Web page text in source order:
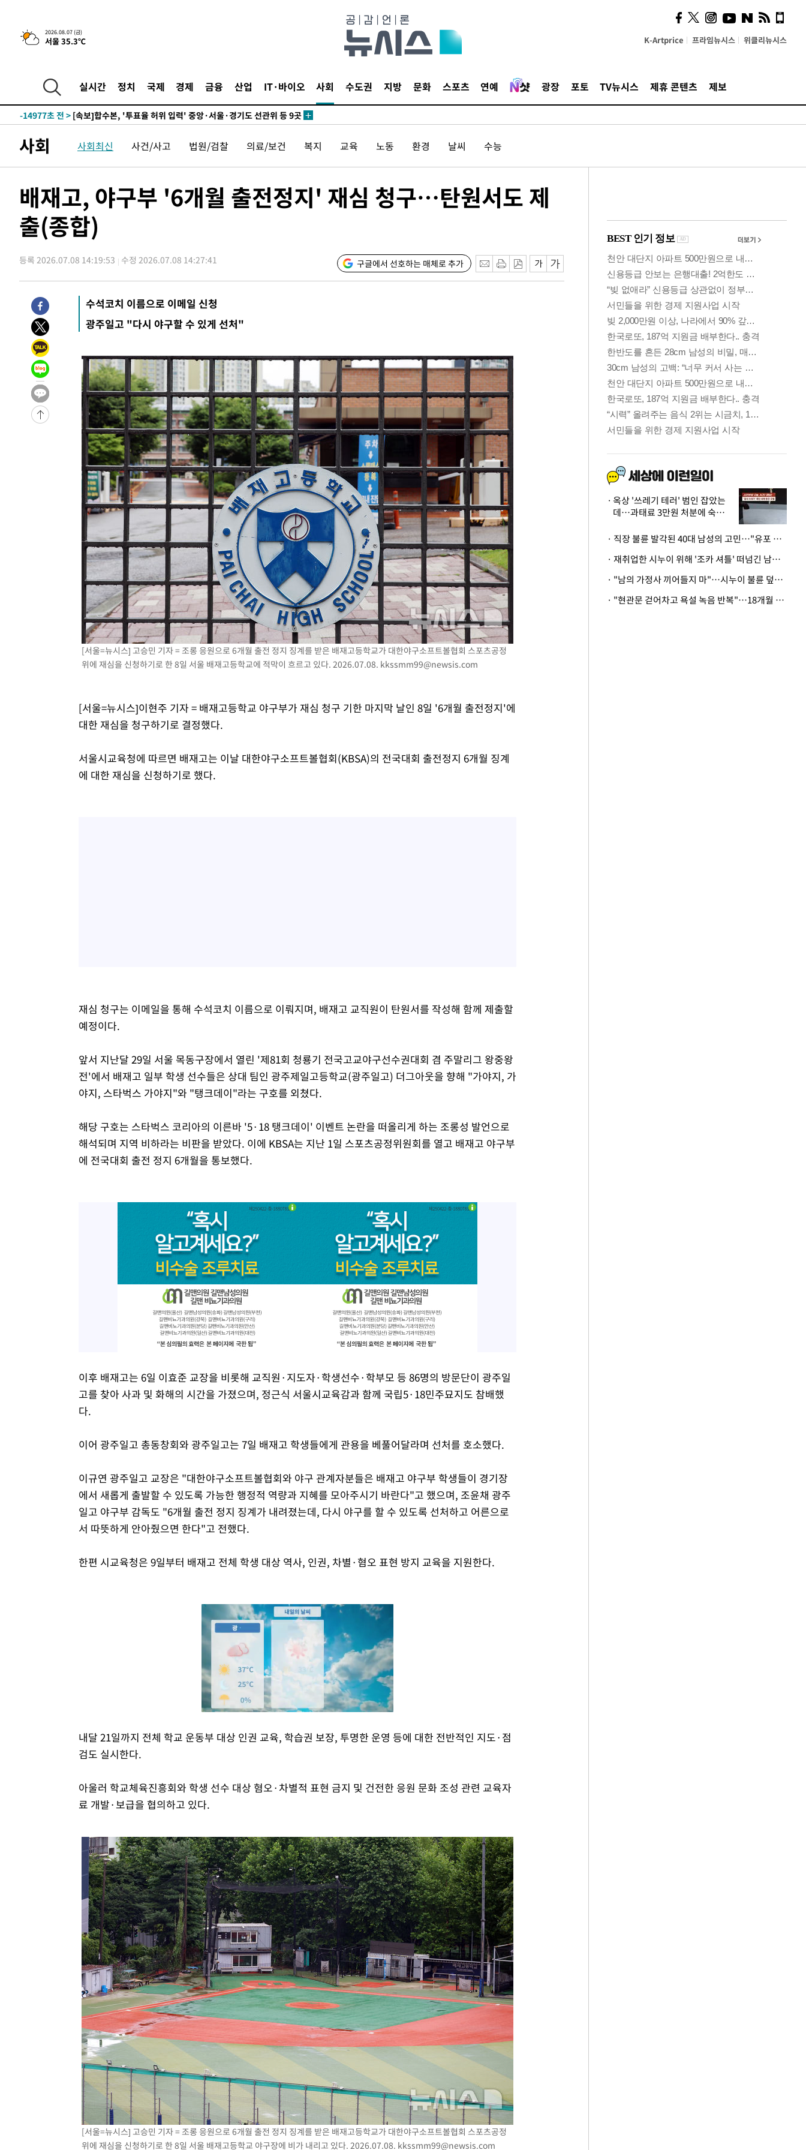
2026.08.07 (금)
서울 35.3℃ K-Artprice 프라임뉴시스 위클리뉴시스
실시간 정치 국제 경제 금융 산업 IT·바이오 사회 수도권 지방 문화 스포츠 연예 광장 포토 TV뉴시스 제휴 콘텐츠 제보
-21539초 전 >[속보]종합특검, '관저이전 봐주기 감사' 유병호 구속기소
-18139초 전 >민주 콩고 에볼라환자 4천명 돌파, 4053명 발생 1850명 사망
-16583초 전 >
"미 전국적 살모네라 식중독 원인은 멕시코산 할라피뇨"-- CDC
-15096초 전 >
-14977초 전 > [속보]합수본, '투표율 허위 입력' 중앙·서울·경기도 선관위 등 9곳
-14528초 전 >
[속보]삼성전자·SK하이닉스 동반 강보합…1%대 상승 출발
-14514초 전 >[속보]코스닥, 5.95포인트(0.74%) 상승한 807.62개장
-11647초 전 >시리아 다마스쿠스 교외에서 미니버스 폭발.. 14명 부상, 3명은 중
-10945초 전 >입추에도 극한더위…서울 낮 39도 '폭염중대경보'
-5909초 전 >이란, 호르무즈서 "적국 목표물들"과 대치로 남부 케슘섬에서 두차
효
-2775초 전 > [속보]트럼프, 美 원정출산 금지 행정명령 서명
-475초 전 >[속보] 뉴욕증시, 일제 하락 마감…나스닥 0.06%↓
-29208초 전 >
[속보]국힘 윤리위, '돌려차기 발언' 진종오·서범수 징계 절차 개시
-24533초 전 >
[속보] 7월 중국 수출 23.9%↑ 수입 27.5%↑…무역총액
25.3%↑
-21693초 전 >
[속보]'채상병 순직 책임' 임성근, 항소심도 징역 3년
-21559초 전 >
-18159초 전 >
민주 콩고 에볼라환자 4천명 돌파, 4053명 발생 1850명 사망
-17409초 전 >
[속보]'300억원대 사기 혐의' 차가원 대표 구속 송치
-16603초 전 >
"미 전국적 살모네라 식중독 원인은 멕시코산 할라피뇨"-- CDC
-15116초 전 >
[속보]경찰·노동부, HL만도 평택사업장 끼임 사망 관련 압수수색
[속보]합수본, '투표율 허위 입력' 중앙·서울·경기도 선관위 등 9곳
[속보]원·달러 환율, 오전 9시 1423.8원
[속보]삼성전자·SK하이닉스 동반 강보합…1%대 상승 출발
[속보]코스닥, 5.95포인트(0.74%) 상승한 807.62개장
[속보]코스피, 6300선 재탈환…1.09% 오른 6365.07 개장
시리아 다마스쿠스 교외에서 미니버스 폭발.. 14명 부상, 3명은 중
입추에도 극한더위…서울 낮 39도 '폭염중대경보'
이란, 호르무즈서 "적국 목표물들"과 대치로 남부 케슘섬에서 두차
[속보]美, 폴리실리콘 수입 규제…파생제품 15% 관세, 120일 후 발
[속보]트럼프, 美 원정출산 금지 행정명령 서명
[속보] 뉴욕증시, 일제 하락 마감…나스닥 0.06%↓
사회 사회최신 사건/사고 법원/검찰 의료/보건 복지 교육 노동 환경 날씨 수능
배재고, 야구부 '6개월 출전정지' 재심 청구…탄원서도 제
출(종합)
등록 2026.07.08 14:19:53 수정 2026.07.08 14:27:41 구글에서 선호하는 매체로 추가
수석코치 이름으로 이메일 신청
광주일고 "다시 야구할 수 있게 선처"
[서울=뉴시스] 고승민 기자 = 조롱 응원으로 6개월 출전 정지 징계를 받은 배재고등학교가 대한야구소프트볼협회 스포츠공정
위에 재심을 신청하기로 한 8일 서울 배재고등학교에 적막이 흐르고 있다. 2026.07.08. kkssmm99@newsis.com
[서울=뉴시스]이현주 기자 = 배재고등학교 야구부가 재심 청구 기한 마지막 날인 8일 '6개월 출전정지'에
대한 재심을 청구하기로 결정했다.
서울시교육청에 따르면 배재고는 이날 대한야구소프트볼협회(KBSA)의 전국대회 출전정지 6개월 징계
에 대한 재심을 신청하기로 했다.
재심 청구는 이메일을 통해 수석코치 이름으로 이뤄지며, 배재고 교직원이 탄원서를 작성해 함께 제출할
예정이다.
앞서 지난달 29일 서울 목동구장에서 열린 '제81회 청룡기 전국고교야구선수권대회 겸 주말리그 왕중왕
전'에서 배재고 일부 학생 선수들은 상대 팀인 광주제일고등학교(광주일고) 더그아웃을 향해 "가야지, 가
야지, 스타벅스 가야지"와 "탱크데이"라는 구호를 외쳤다.
해당 구호는 스타벅스 코리아의 이른바 '5·18 탱크데이' 이벤트 논란을 떠올리게 하는 조롱성 발언으로
해석되며 지역 비하라는 비판을 받았다. 이에 KBSA는 지난 1일 스포츠공정위원회를 열고 배재고 야구부
에 전국대회 출전 정지 6개월을 통보했다.
이후 배재고는 6일 이효준 교장을 비롯해 교직원·지도자·학생선수·학부모 등 86명의 방문단이 광주일
고를 찾아 사과 및 화해의 시간을 가졌으며, 정근식 서울시교육감과 함께 국립5·18민주묘지도 참배했
다.
이어 광주일고 총동창회와 광주일고는 7일 배재고 학생들에게 관용을 베풀어달라며 선처를 호소했다.
이규연 광주일고 교장은 "대한야구소프트볼협회와 야구 관계자분들은 배재고 야구부 학생들이 경기장
에서 새롭게 출발할 수 있도록 가능한 행정적 역량과 지혜를 모아주시기 바란다"고 했으며, 조윤채 광주
일고 야구부 감독도 "6개월 출전 정지 징계가 내려졌는데, 다시 야구를 할 수 있도록 선처하고 어른으로
서 따뜻하게 안아줬으면 한다"고 전했다.
한편 시교육청은 9일부터 배재고 전체 학생 대상 역사, 인권, 차별·혐오 표현 방지 교육을 지원한다.
내달 21일까지 전체 학교 운동부 대상 인권 교육, 학습권 보장, 투명한 운영 등에 대한 전반적인 지도·점
검도 실시한다.
아울러 학교체육진흥회와 학생 선수 대상 혐오·차별적 표현 금지 및 건전한 응원 문화 조성 관련 교육자
료 개발·보급을 협의하고 있다.
[서울=뉴시스] 고승민 기자 = 조롱 응원으로 6개월 출전 정지 징계를 받은 배재고등학교가 대한야구소프트볼협회 스포츠공정
위에 재심을 신청하기로 한 8일 서울 배재고등학교 야구장에 비가 내리고 있다. 2026.07.08. kkssmm99@newsis.com
시, 스마트폰 액세서리에
NFC 더했다
옥상 '쓰레기 테러' 범인 잡았는
데…과태료 3만원 처분에 숙박업
· 직장 불륜 발각된 40대 남성의 고민…"유포 동료 명예훼손·협박죄 고소 가능할까"
· 재취업한 시누이 위해 '조카 셔틀' 떠넘긴 남편…아내 "난 못한다"
· "남의 가정사 끼어들지 마"…시누이 불륜 덮으려는 남편에 억울한 아내
· "현관문 걷어차고 욕설 녹음 반복"…18개월 아기 키우는 집 뒤흔든 '앞집의 비극'